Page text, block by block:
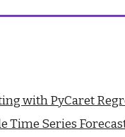
with PyCaret
Time Series